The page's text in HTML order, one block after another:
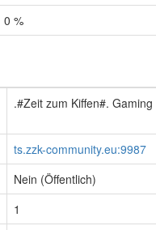
0 %
.#Zeit zum Kiffen#.
ts.zzk-community.eu:9987
Nein (Öffentlich)
1